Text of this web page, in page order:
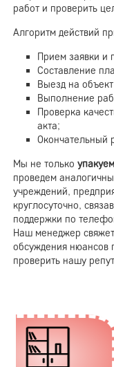
работ и проверить
Алгоритм действий
Прием заявки и
Составление
Выезд на
Выполнение
Проверка
акта;
Окончательный
Мы не только
проведем
учреждений,
круглосуточно,
поддержки по
Наш менеджер
обсуждения нюансов
проверить нашу